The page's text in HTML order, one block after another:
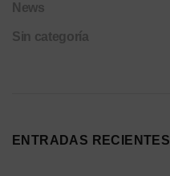
News
Sin categoría
ENTRADAS RECIENTES